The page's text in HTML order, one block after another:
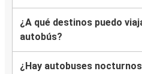
¿A qué destinos puedo
autobús?
¿Hay autobuses